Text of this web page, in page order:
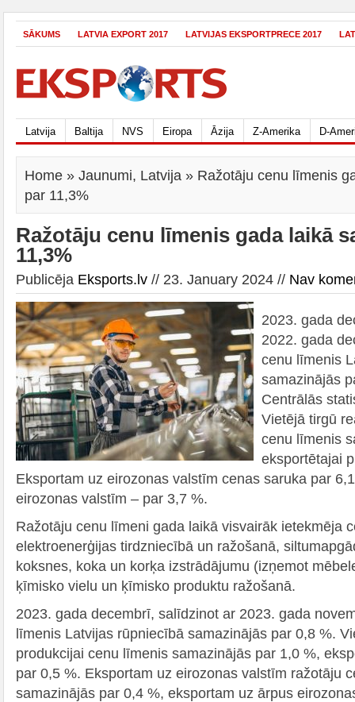
SĀKUMS LATVIA EXPORT 2017 LATVIJAS EKSPORTPRECE 2017
Latvija Baltija NVS Eiropa Āzija Z-Amerika D-
Home » Jaunumi, Latvija » Ražotāju cenu līmenis
par 11,3%
Ražotāju cenu līmenis gada laikā
11,3%
Publicēja Eksports.lv // 23. January 2024 // Nav
2023. gada
2022. gada
cenu līmenis
samazinājās
Centrālās
Vietējā tirgū
cenu līmenis
eksportētajai
Eksportam uz eirozonas valstīm cenas saruka par
eirozonas valstīm – par 3,7 %.
Ražotāju cenu līmeni gada laikā visvairāk ietekmēja
elektroenerģijas tirdzniecībā un ražošanā,
koksnes, koka un korķa izstrādājumu (izņemot
ķīmisko vielu un ķīmisko produktu ražošanā.
2023. gada decembrī, salīdzinot ar 2023. gada
līmenis Latvijas rūpniecībā samazinājās par 0,8 %.
produkcijai cenu līmenis samazinājās par 1,0 %,
par 0,5 %. Eksportam uz eirozonas valstīm ražotāju
samazinājās par 0,4 %, eksportam uz ārpus